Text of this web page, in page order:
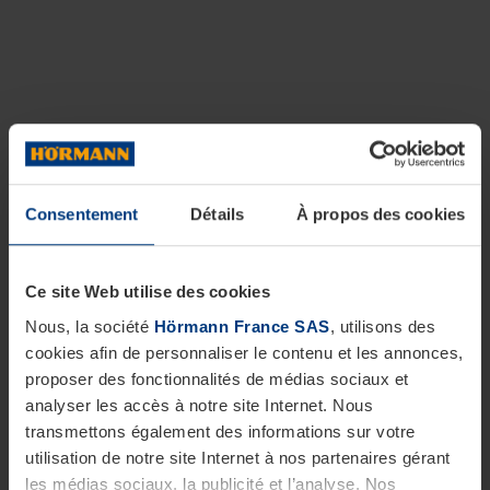
Consentement Détails À propos des cookies
Ce site Web utilise des cookies
Nous, la société Hörmann France SAS, utilisons des
cookies afin de personnaliser le contenu et les annonces,
proposer des fonctionnalités de médias sociaux et
analyser les accès à notre site Internet. Nous
transmettons également des informations sur votre
utilisation de notre site Internet à nos partenaires gérant
les médias sociaux, la publicité et l’analyse. Nos